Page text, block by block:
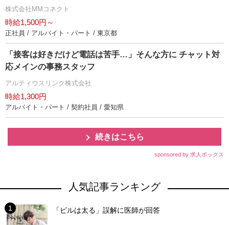
株式会社MMコネクト
時給1,500円～
正社員 / アルバイト・パート / 東京都
「接客は好きだけど電話は苦手…」そんな方に チャット対
応メインの事務スタッフ
アルティウスリンク株式会社
時給1,300円
アルバイト・パート / 契約社員 / 愛知県
続きはこちら
sponsored by 求人ボックス
人気記事ランキング
「ピルは太る」誤解に医師が回答